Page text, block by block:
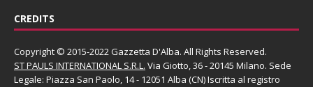
CREDITS
Copyright © 2015-2022 Gazzetta D'Alba. All Rights Reserved.
ST PAULS INTERNATIONAL S.R.L. Via Giotto, 36 - 20145 Milano. Sede
Legale: Piazza San Paolo, 14 - 12051 Alba (CN) Iscritta al registro